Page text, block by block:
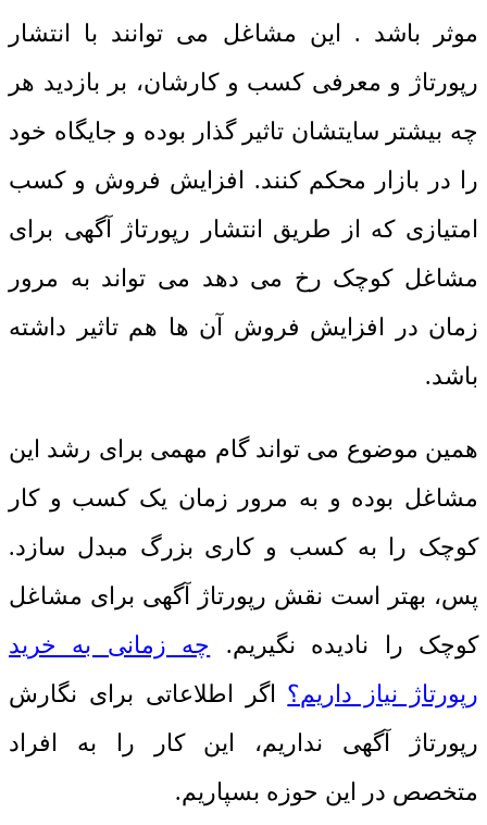
موثر باشد . این مشاغل می توانند با انتشار
رپورتاژ و معرفی کسب و کارشان، بر بازدید هر
چه بیشتر سایتشان تاثیر گذار بوده و جایگاه خود
را در بازار محکم کنند. افزایش فروش و کسب
امتیازی که از طریق انتشار رپورتاژ آگهی برای
مشاغل کوچک رخ می دهد می تواند به مرور
زمان در افزایش فروش آن ها هم تاثیر داشته
باشد.
همین موضوع می تواند گام مهمی برای رشد این
مشاغل بوده و به مرور زمان یک کسب و کار
کوچک را به کسب و کاری بزرگ مبدل سازد.
پس، بهتر است نقش رپورتاژ آگهی برای مشاغل
کوچک را نادیده نگیریم. چه زمانی به خرید
رپورتاژ نیاز داریم؟ اگر اطلاعاتی برای نگارش
رپورتاژ آگهی نداریم، این کار را به افراد
متخصص در این حوزه بسپاریم.